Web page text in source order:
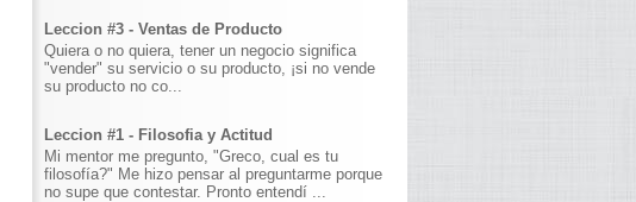
Leccion #3 - Ventas de Producto
Quiera o no quiera, tener un negocio significa
"vender" su servicio o su producto, ¡si no vende
su producto no co...
Leccion #1 - Filosofia y Actitud
Mi mentor me pregunto, "Greco, cual es tu
filosofía?" Me hizo pensar al preguntarme porque
no supe que contestar. Pronto entendí ...